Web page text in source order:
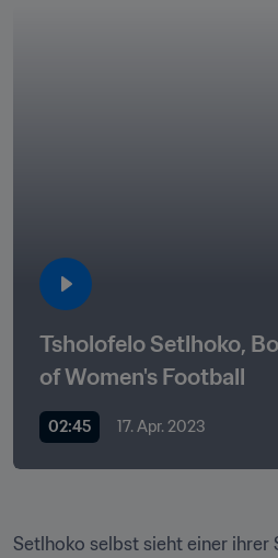
Tsholofelo Setlhoko,
of Women's Football
02:45 17. Apr. 2023
Setlhoko selbst sieht einer ihrer